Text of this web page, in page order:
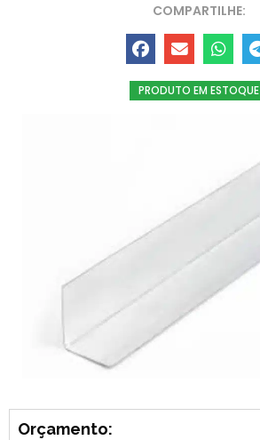
COMPARTILHE:
PRODUTO EM ESTOQUE
Orçamento: